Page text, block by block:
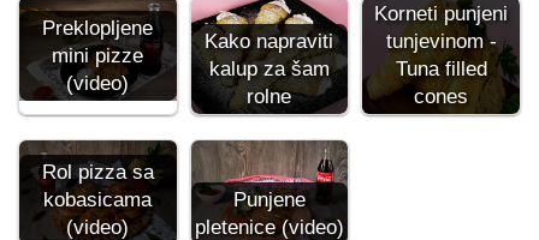
Preklopljene
mini pizze
(video)
Kako napraviti
kalup za šam
rolne
Korneti punjeni
tunjevinom -
Tuna filled
cones
Rol pizza sa
kobasicama
(video)
Punjene
pletenice (video)